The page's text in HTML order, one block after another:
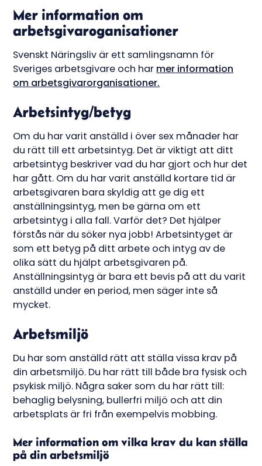
Mer information om
arbetsgivaroganisationer
Svenskt Näringsliv är ett samlingsnamn för
Sveriges arbetsgivare och har mer information
om arbetsgivarorganisationer.
Arbetsintyg/betyg
Om du har varit anställd i över sex månader har
du rätt till ett arbetsintyg. Det är viktigt att ditt
arbetsintyg beskriver vad du har gjort och hur det
har gått. Om du har varit anställd kortare tid är
arbetsgivaren bara skyldig att ge dig ett
anställningsintyg, men be gärna om ett
arbetsintyg i alla fall. Varför det? Det hjälper
förstås när du söker nya jobb! Arbetsintyget är
som ett betyg på ditt arbete och intyg av de
olika sätt du hjälpt arbetsgivaren på.
Anställningsintyg är bara ett bevis på att du varit
anställd under en period, men säger inte så
mycket.
Arbetsmiljö
Du har som anställd rätt att ställa vissa krav på
din arbetsmiljö. Du har rätt till både bra fysisk och
psykisk miljö. Några saker som du har rätt till:
behaglig belysning, bullerfri miljö och att din
arbetsplats är fri från exempelvis mobbing.
Mer information om vilka krav du kan ställa
på din arbetsmiljö